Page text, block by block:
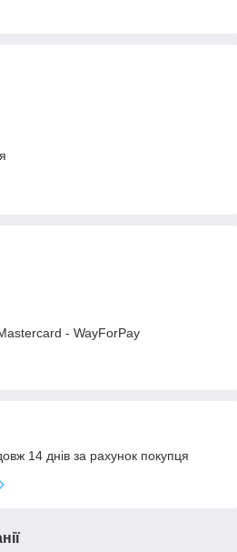
- WayForPay
14 днів за рахунок покупця